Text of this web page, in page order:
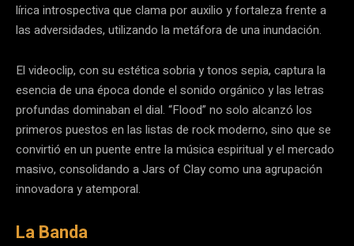
lírica introspectiva que clama por auxilio y fortaleza frente a
las adversidades, utilizando la metáfora de una inundación.
El videoclip, con su estética sobria y tonos sepia, captura la
esencia de una época donde el sonido orgánico y las letras
profundas dominaban el dial. “Flood” no solo alcanzó los
primeros puestos en las listas de rock moderno, sino que se
convirtió en un puente entre la música espiritual y el mercado
masivo, consolidando a Jars of Clay como una agrupación
innovadora y atemporal.
La Banda